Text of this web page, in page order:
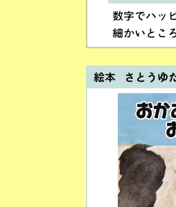
数字でハッ
細かいとこ
絵本 さとうゆ